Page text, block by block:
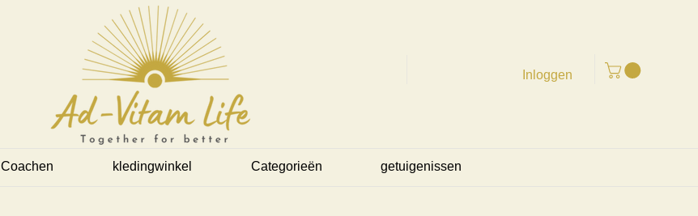
Inloggen
Coachen kledingwinkel Categorieën getuigenissen